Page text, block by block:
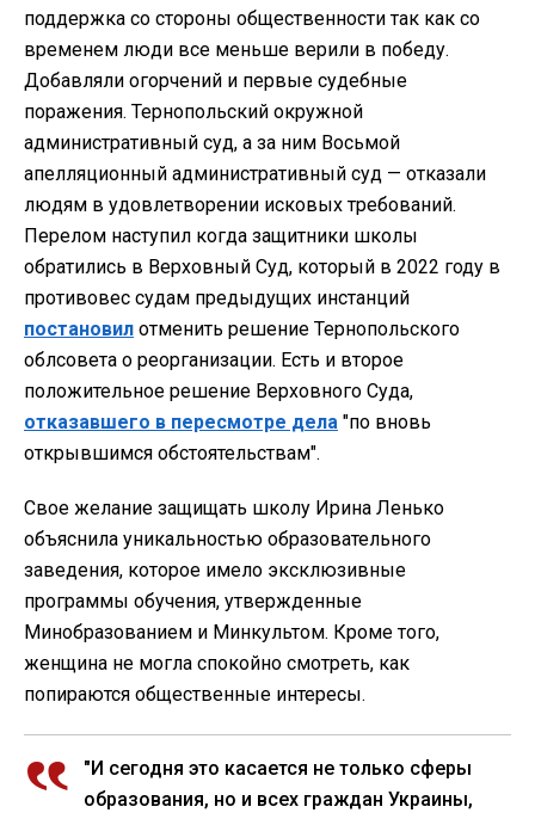
поддержка со стороны общественности так как со
временем люди все меньше верили в победу.
Добавляли огорчений и первые судебные
поражения. Тернопольский окружной
административный суд, а за ним Восьмой
апелляционный административный суд — отказали
людям в удовлетворении исковых требований.
Перелом наступил когда защитники школы
обратились в Верховный Суд, который в 2022 году в
противовес судам предыдущих инстанций
постановил отменить решение Тернопольского
облсовета о реорганизации. Есть и второе
положительное решение Верховного Суда,
отказавшего в пересмотре дела "по вновь
открывшимся обстоятельствам".
Свое желание защищать школу Ирина Ленько
объяснила уникальностью образовательного
заведения, которое имело эксклюзивные
программы обучения, утвержденные
Минобразованием и Минкультом. Кроме того,
женщина не могла спокойно смотреть, как
попираются общественные интересы.
"И сегодня это касается не только сферы
образования, но и всех граждан Украины,